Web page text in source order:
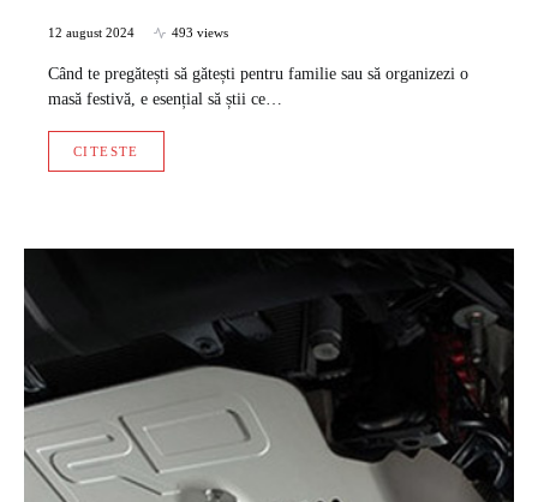
12 august 2024 493 views
Când te pregătești să gătești pentru familie sau să organizezi o
masă festivă, e esențial să știi ce…
CITESTE